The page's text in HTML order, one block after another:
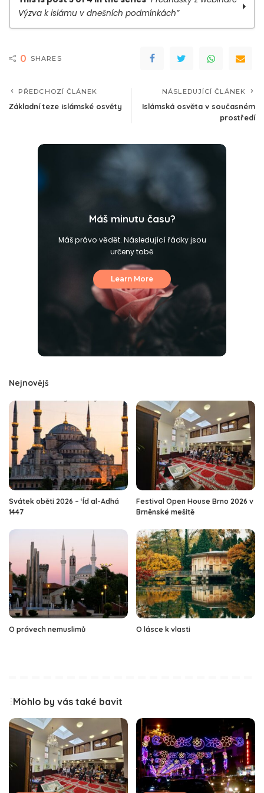
Výzva k islámu v dnešních podmínkách”
Základní teze islámské osvěty
Islámská osvěta v současném prostředí
0 SHARES
PŘEDCHOZÍ ČLÁNEK
Základní teze islámské osvěty
NÁSLEDUJÍCÍ ČLÁNEK
Islámská osvěta v současném
prostředí
Máš minutu času?
Máš právo vědět. Následující řádky jsou
určeny tobě
Learn More
Nejnovějš
Svátek oběti 2026 – ‘Íd al-Adhá
1447
Festival Open House Brno 2026 v
Brněnské mešitě
O právech nemuslimů O lásce k vlasti
Mohlo by vás také bavit